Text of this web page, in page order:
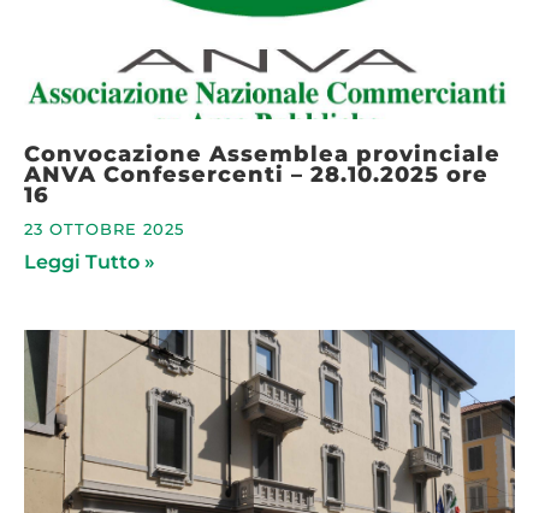
Convocazione Assemblea provinciale
ANVA Confesercenti – 28.10.2025 ore
16
23 OTTOBRE 2025
Leggi Tutto »